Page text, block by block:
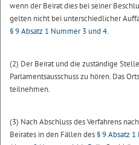
wenn der Beirat dies bei seiner
gelten nicht bei unterschiedlicher
§ 9 Absatz 1 Nummer 3 und 4.
(2) Der Beirat und die zuständige
Parlamentsausschuss zu hören. Das
teilnehmen.
(3) Nach Abschluss des Verfahrens
Beirates in den Fällen des§ 9 Absatz